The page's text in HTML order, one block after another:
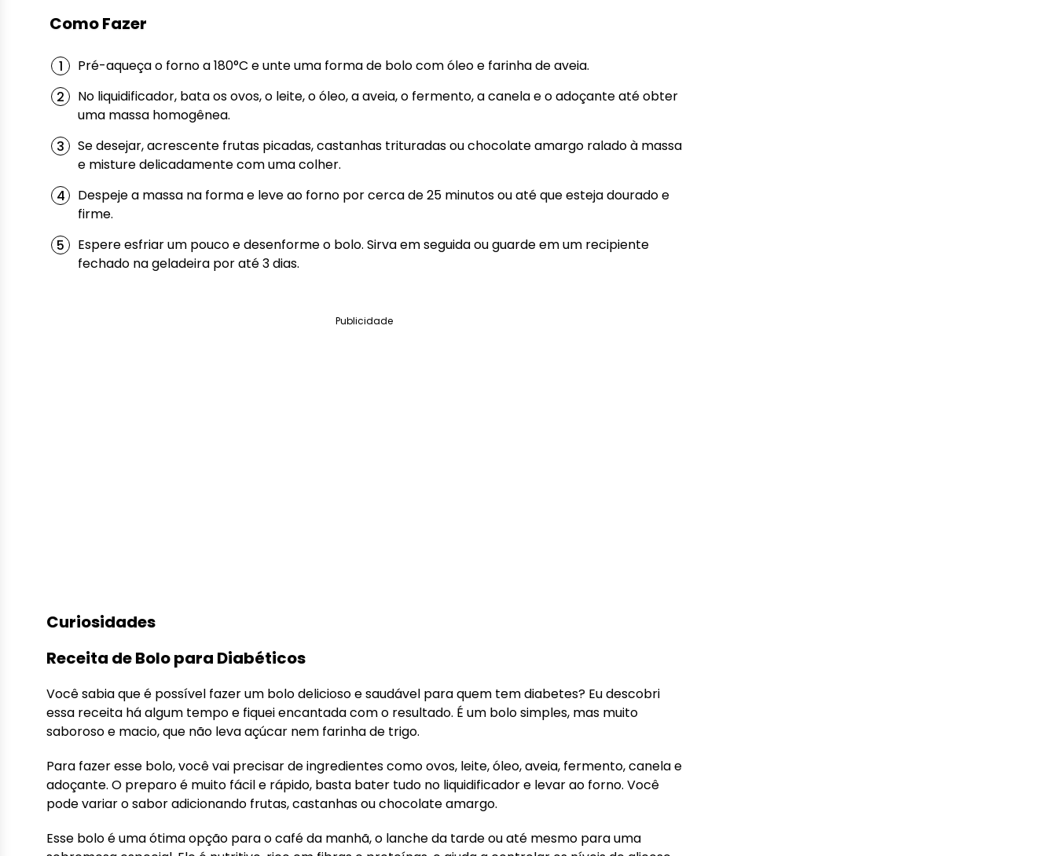
Como Fazer
Pré-aqueça o forno a 180°C e unte uma forma de bolo com óleo e farinha de aveia.
No liquidificador, bata os ovos, o leite, o óleo, a aveia, o fermento, a canela e o adoçante até obter
uma massa homogênea.
Se desejar, acrescente frutas picadas, castanhas trituradas ou chocolate amargo ralado à massa
e misture delicadamente com uma colher.
Despeje a massa na forma e leve ao forno por cerca de 25 minutos ou até que esteja dourado e
firme.
Espere esfriar um pouco e desenforme o bolo. Sirva em seguida ou guarde em um recipiente
fechado na geladeira por até 3 dias.
Publicidade
Curiosidades
Receita de Bolo para Diabéticos
Você sabia que é possível fazer um bolo delicioso e saudável para quem tem diabetes? Eu descobri
essa receita há algum tempo e fiquei encantada com o resultado. É um bolo simples, mas muito
saboroso e macio, que não leva açúcar nem farinha de trigo.
Para fazer esse bolo, você vai precisar de ingredientes como ovos, leite, óleo, aveia, fermento, canela e
adoçante. O preparo é muito fácil e rápido, basta bater tudo no liquidificador e levar ao forno. Você
pode variar o sabor adicionando frutas, castanhas ou chocolate amargo.
Esse bolo é uma ótima opção para o café da manhã, o lanche da tarde ou até mesmo para uma